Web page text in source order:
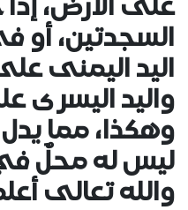
على الأرض،
السجدتين، أو
اليد اليمنى
واليد اليسرى
وهكذا، مما
ليس له محلٌ في
والله تعالى